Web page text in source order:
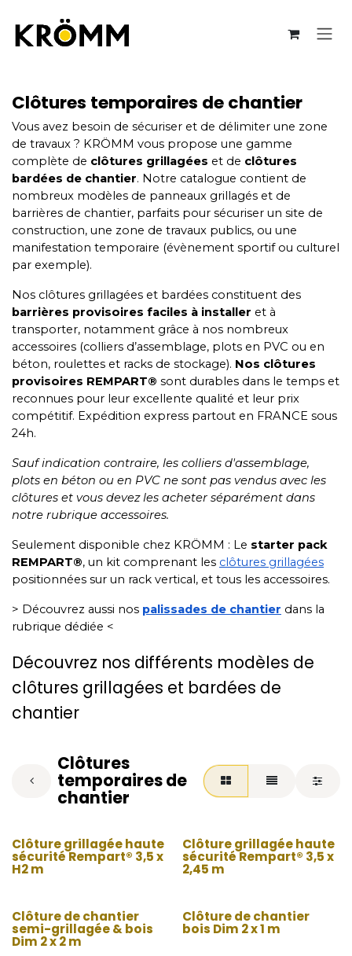
Clôtures temporaires de chantier
Vous avez besoin de sécuriser et de délimiter une zone
de travaux ? KRÖMM vous propose une gamme
complète de clôtures grillagées et de clôtures
bardées de chantier. Notre catalogue contient de
nombreux modèles de panneaux grillagés et de
barrières de chantier, parfaits pour sécuriser un site de
construction, une zone de travaux publics, ou une
manifestation temporaire (évènement sportif ou culturel
par exemple).
Nos clôtures grillagées et bardées constituent des
barrières provisoires faciles à installer et à
transporter, notamment grâce à nos nombreux
accessoires (colliers d’assemblage, plots en PVC ou en
béton, roulettes et racks de stockage). Nos clôtures
provisoires REMPART®️ sont durables dans le temps et
reconnues pour leur excellente qualité et leur prix
compétitif. Expédition express partout en FRANCE sous
24h.
Sauf indication contraire, les colliers d'assemblage,
plots en béton ou en PVC ne sont pas vendus avec les
clôtures et vous devez les acheter séparément dans
notre rubrique accessoires.
Seulement disponible chez KRÖMM : Le starter pack
REMPART®, un kit comprenant les clôtures grillagées
positionnées sur un rack vertical, et tous les accessoires.
> Découvrez aussi nos palissades de chantier dans la
rubrique dédiée <
Découvrez nos différents modèles de
clôtures grillagées et bardées de
chantier
Clôtures
temporaires de
chantier
Clôture grillagée haute
sécurité Rempart® 3,5 x
H2 m
Clôture grillagée haute
sécurité Rempart® 3,5 x
2,45 m
Clôture de chantier
semi-grillagée & bois
Dim 2 x 2 m
Clôture de chantier
bois Dim 2 x 1 m